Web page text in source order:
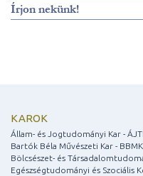
Írjon nekünk!
KAROK
Állam- és Jogtudományi Kar -
Bartók Béla Művészeti Kar - BBMK
Bölcsészet- és
Egészségtudományi és Szociális